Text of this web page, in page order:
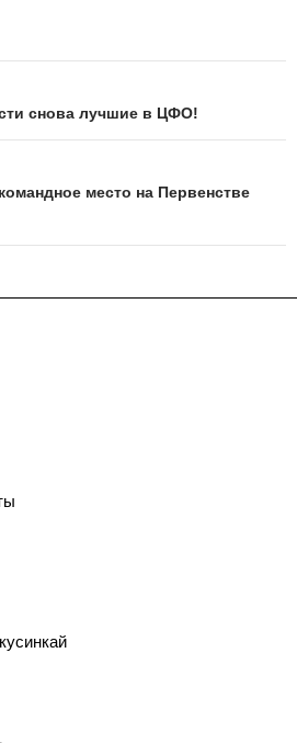
снова лучшие в ЦФО!
место на Первенстве